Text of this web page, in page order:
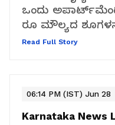
ಒಂದು
ರೂ ಮೌಲ್ಯದ
Read Full Story
06:14 PM (IST) Jun 28
Karnataka News